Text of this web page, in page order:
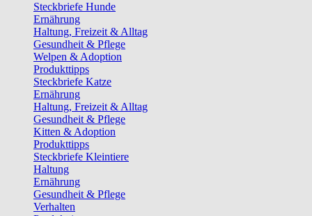
Steckbriefe Hunde
Ernährung
Haltung, Freizeit & Alltag
Gesundheit & Pflege
Welpen & Adoption
Produkttipps
Steckbriefe Katze
Ernährung
Haltung, Freizeit & Alltag
Gesundheit & Pflege
Kitten & Adoption
Produkttipps
Steckbriefe Kleintiere
Haltung
Ernährung
Gesundheit & Pflege
Verhalten